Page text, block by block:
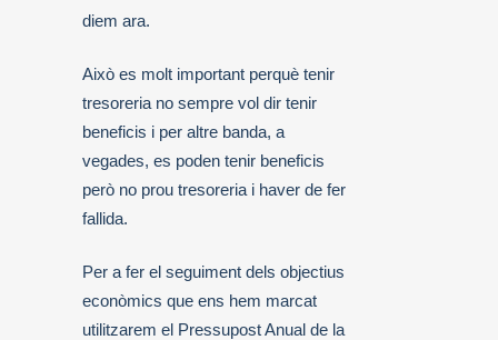
diem ara.
Això es molt important perquè tenir
tresoreria no sempre vol dir tenir
beneficis i per altre banda, a
vegades, es poden tenir beneficis
però no prou tresoreria i haver de fer
fallida.
Per a fer el seguiment dels objectius
econòmics que ens hem marcat
utilitzarem el Pressupost Anual de la